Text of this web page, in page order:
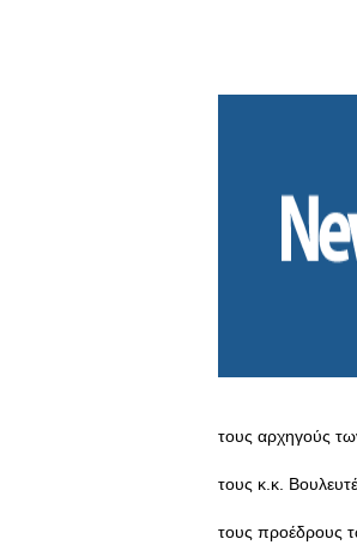
τους αρχηγούς
τους κ.κ.
τους προέδρους